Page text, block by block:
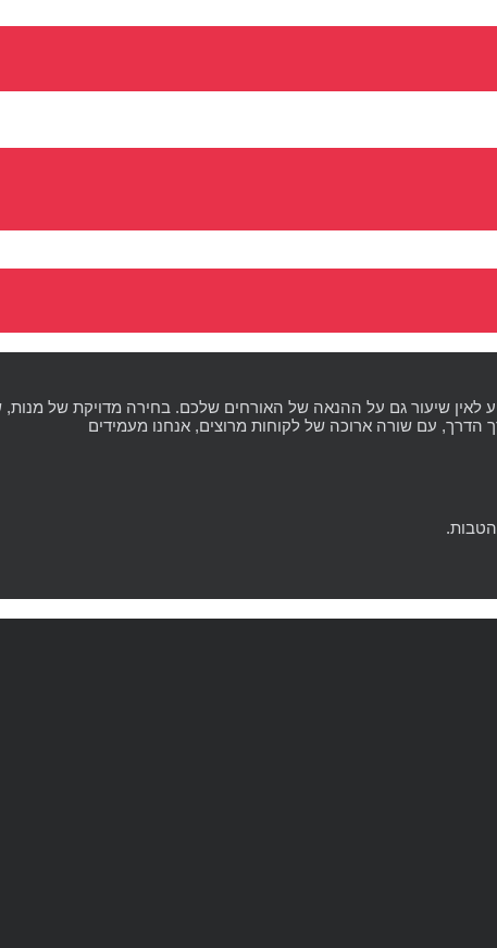
לאין שיעור גם על ההנאה של האורחים שלכם. בחירה מדויקת של מנות,
הדרך, עם שורה ארוכה של לקוחות מרוצים, אנחנו מעמידים